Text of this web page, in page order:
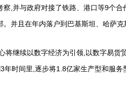
察,并与政府对接了铁路、港口等9个
并且在年内落户到巴基斯坦、哈萨克
将继续以数字经济为引领,以数字易货
年时间里,逐步将1.8亿家生产型和服